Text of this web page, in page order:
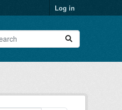
Log in